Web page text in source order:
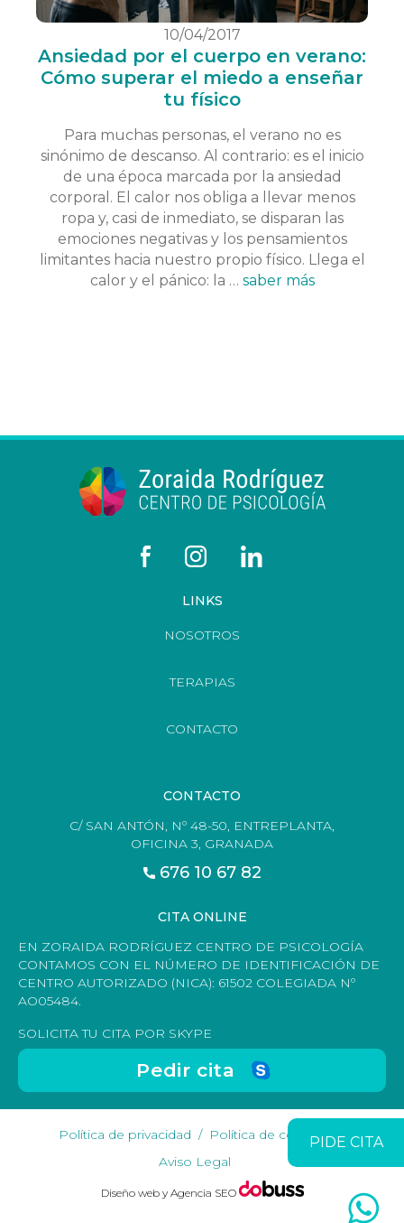
PIDE CITA
10/04/2017
Ansiedad por el cuerpo en verano:
Cómo superar el miedo a enseñar
tu físico
Para muchas personas, el verano no es
sinónimo de descanso. Al contrario: es el inicio
de una época marcada por la ansiedad
corporal. El calor nos obliga a llevar menos
ropa y, casi de inmediato, se disparan las
emociones negativas y los pensamientos
limitantes hacia nuestro propio físico. Llega el
calor y el pánico: la … saber más
LINKS
NOSOTROS
TERAPIAS
CONTACTO
CONTACTO
C/ SAN ANTÓN, Nº 48-50, ENTREPLANTA,
OFICINA 3, GRANADA
676 10 67 82
CITA ONLINE
EN ZORAIDA RODRÍGUEZ CENTRO DE PSICOLOGÍA
CONTAMOS CON EL NÚMERO DE IDENTIFICACIÓN DE
CENTRO AUTORIZADO (NICA): 61502 COLEGIADA Nº
AO05484.
SOLICITA TU CITA POR SKYPE
Pedir cita
Política de privacidad
Política de cookies
Aviso Legal
Diseño web y Agencia SEO